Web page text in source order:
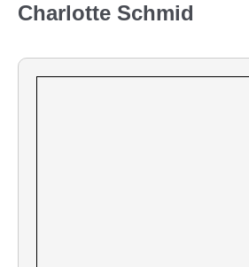
Charlotte Schmid